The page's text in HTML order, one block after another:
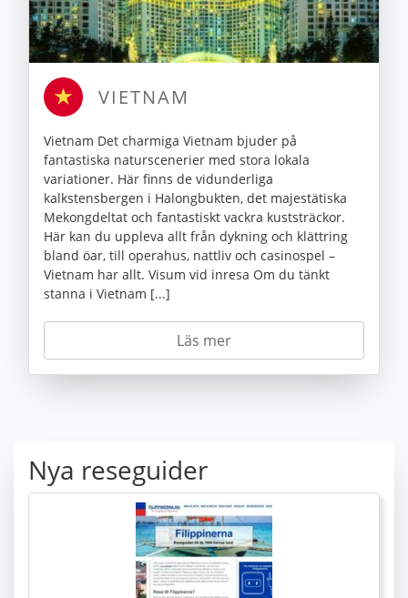
VIETNAM
Vietnam Det charmiga Vietnam bjuder på
fantastiska naturscenerier med stora lokala
variationer. Här finns de vidunderliga
kalkstensbergen i Halongbukten, det majestätiska
Mekongdeltat och fantastiskt vackra kuststräckor.
Här kan du uppleva allt från dykning och klättring
bland öar, till operahus, nattliv och casinospel –
Vietnam har allt. Visum vid inresa Om du tänkt
stanna i Vietnam [...]
Läs mer
Nya reseguider